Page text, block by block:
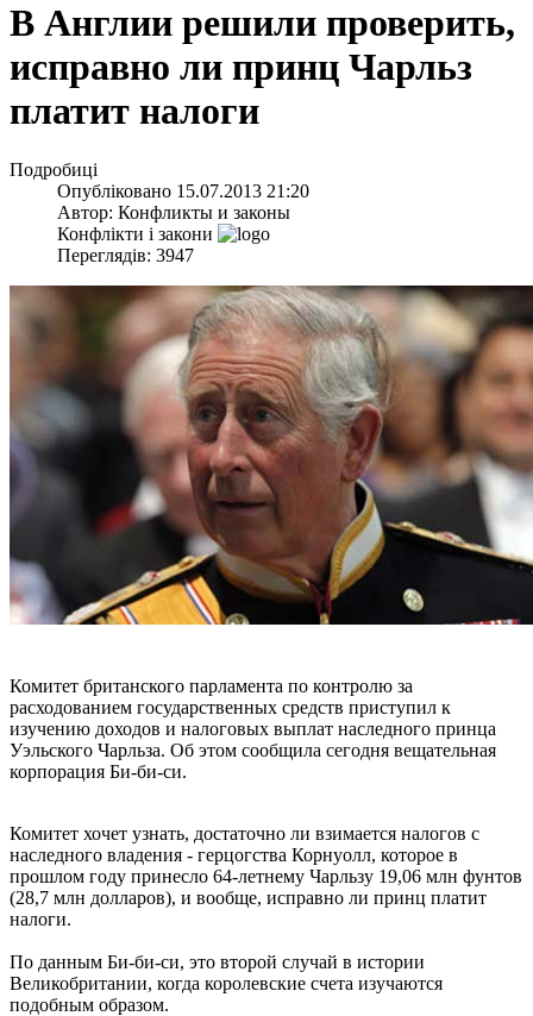
В Англии решили проверить,
исправно ли принц Чарльз
платит налоги
Подробиці
Опубліковано 15.07.2013 21:20
Автор: Конфликты и законы
Конфлікти і закони
Переглядів: 3947
Комитет британского парламента по контролю за
расходованием государственных средств приступил к
изучению доходов и налоговых выплат наследного принца
Уэльского Чарльза. Об этом сообщила сегодня вещательная
корпорация Би-би-си.
Комитет хочет узнать, достаточно ли взимается налогов с
наследного владения - герцогства Корнуолл, которое в
прошлом году принесло 64-летнему Чарльзу 19,06 млн фунтов
(28,7 млн долларов), и вообще, исправно ли принц платит
налоги.
По данным Би-би-си, это второй случай в истории
Великобритании, когда королевские счета изучаются
подобным образом.